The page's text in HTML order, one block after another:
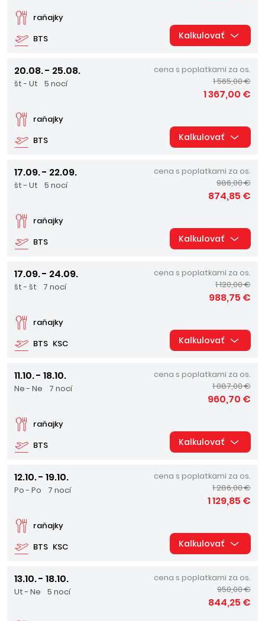
BTS
raňajky
Kalkulovať
20.08. - 25.08.
št - Ut 5 nocí
BTS
raňajky
cena s poplatkami za os.
1 565,00 €
1 367,00 €
Kalkulovať
17.09. - 22.09.
št - Ut 5 nocí
BTS
raňajky
cena s poplatkami za os.
986,00 €
874,85 €
Kalkulovať
17.09. - 24.09.
št - št 7 nocí
BTS KSC
raňajky
cena s poplatkami za os.
1 120,00 €
988,75 €
Kalkulovať
11.10. - 18.10.
Ne - Ne 7 nocí
BTS
raňajky
cena s poplatkami za os.
1 087,00 €
960,70 €
Kalkulovať
12.10. - 19.10.
Po - Po 7 nocí
BTS KSC
raňajky
cena s poplatkami za os.
1 286,00 €
1 129,85 €
Kalkulovať
13.10. - 18.10.
Ut - Ne 5 nocí
cena s poplatkami za os.
950,00 €
844,25 €